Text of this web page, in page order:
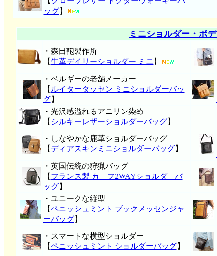
ッグ】
ミニショルダー・ボ
・森田鞄製作所
【牛革デイリーショルダー ミニ 】
・ベルギーの老舗メーカー
【 ルイタータッセン ミニショルダーバッ
グ】
・光沢感溢れるアニリン染め
【 シルキーレザーショルダーバッグ】
・しなやかな鹿革ショルダーバッグ
【 ディアスキンミニショルダーバッグ】
・英国伝統の狩猟バッグ
【 フランス製 カーフ2WAYショルダーバ
ッグ】
・ユニークな縦型
【ペニッシュミント ブックメッセンジャ
ーバッグ】
・スマートな横型ショルダー
【ペニッシュミント ショルダーバッグ】